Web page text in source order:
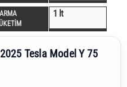
1 lt
Tesla Model Y 75